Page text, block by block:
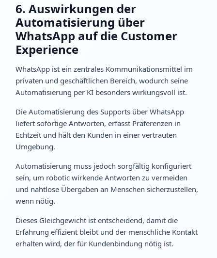
6. Auswirkungen der
Automatisierung über
WhatsApp auf die Customer
Experience
WhatsApp ist ein zentrales Kommunikationsmittel im
privaten und geschäftlichen Bereich, wodurch seine
Automatisierung per KI besonders wirkungsvoll ist.
Die Automatisierung des Supports über WhatsApp
liefert sofortige Antworten, erfasst Präferenzen in
Echtzeit und hält den Kunden in einer vertrauten
Umgebung.
Automatisierung muss jedoch sorgfältig konfiguriert
sein, um robotic wirkende Antworten zu vermeiden
und nahtlose Übergaben an Menschen sicherzustellen,
wenn nötig.
Dieses Gleichgewicht ist entscheidend, damit die
Erfahrung effizient bleibt und der menschliche Kontakt
erhalten wird, der für Kundenbindung nötig ist.